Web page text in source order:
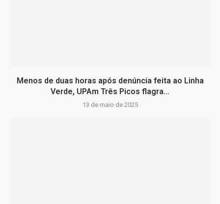
Menos de duas horas após denúncia feita ao Linha
Verde, UPAm Três Picos flagra...
13 de maio de 2025